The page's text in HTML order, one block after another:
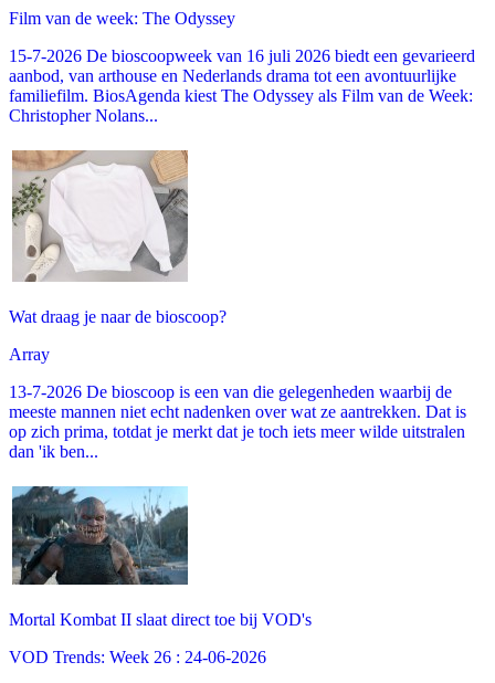
Film van de week: The Odyssey
15-7-2026 De bioscoopweek van 16 juli 2026 biedt een gevarieerd
aanbod, van arthouse en Nederlands drama tot een avontuurlijke
familiefilm. BiosAgenda kiest The Odyssey als Film van de Week:
Christopher Nolans...
Wat draag je naar de bioscoop?
Array
13-7-2026 De bioscoop is een van die gelegenheden waarbij de
meeste mannen niet echt nadenken over wat ze aantrekken. Dat is
op zich prima, totdat je merkt dat je toch iets meer wilde uitstralen
dan 'ik ben...
Mortal Kombat II slaat direct toe bij VOD's
VOD Trends: Week 26 : 24-06-2026